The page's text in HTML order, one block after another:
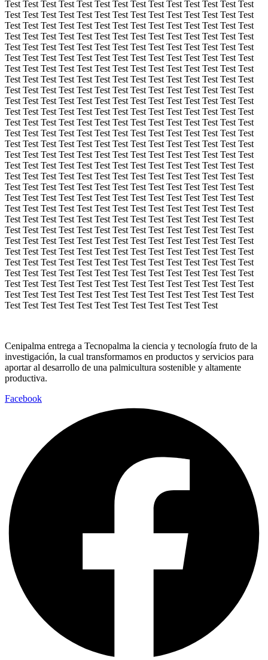
Test Test Test Test Test Test Test Test Test Test Test Test Test Test
Test Test Test Test Test Test Test Test Test Test Test Test Test Test
Test Test Test Test Test Test Test Test Test Test Test Test Test Test
Test Test Test Test Test Test Test Test Test Test Test Test Test Test
Test Test Test Test Test Test Test Test Test Test Test Test Test Test
Test Test Test Test Test Test Test Test Test Test Test Test Test Test
Test Test Test Test Test Test Test Test Test Test Test Test Test Test
Test Test Test Test Test Test Test Test Test Test Test Test Test Test
Test Test Test Test Test Test Test Test Test Test Test Test Test Test
Test Test Test Test Test Test Test Test Test Test Test Test Test Test
Test Test Test Test Test Test Test Test Test Test Test Test Test Test
Test Test Test Test Test Test Test Test Test Test Test Test Test Test
Test Test Test Test Test Test Test Test Test Test Test Test Test Test
Test Test Test Test Test Test Test Test Test Test Test Test Test Test
Test Test Test Test Test Test Test Test Test Test Test Test Test Test
Test Test Test Test Test Test Test Test Test Test Test Test Test Test
Test Test Test Test Test Test Test Test Test Test Test Test Test Test
Test Test Test Test Test Test Test Test Test Test Test Test Test Test
Test Test Test Test Test Test Test Test Test Test Test Test Test Test
Test Test Test Test Test Test Test Test Test Test Test Test Test Test
Test Test Test Test Test Test Test Test Test Test Test Test Test Test
Test Test Test Test Test Test Test Test Test Test Test Test Test Test
Test Test Test Test Test Test Test Test Test Test Test Test Test Test
Test Test Test Test Test Test Test Test Test Test Test Test Test Test
Test Test Test Test Test Test Test Test Test Test Test Test Test Test
Test Test Test Test Test Test Test Test Test Test Test Test Test Test
Test Test Test Test Test Test Test Test Test Test Test Test Test Test
Test Test Test Test Test Test Test Test Test Test Test Test Test Test
Test Test Test Test Test Test Test Test Test Test Test Test
Cenipalma entrega a Tecnopalma la ciencia y tecnología fruto de la
investigación, la cual transformamos en productos y servicios para
aportar al desarrollo de una palmicultura sostenible y altamente
productiva.
Facebook